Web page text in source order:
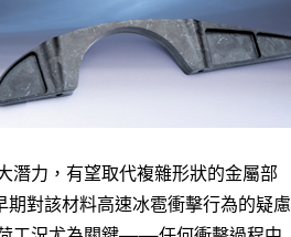
潛力，有望取代複雜形狀的金屬部
對該材料高速冰雹衝擊行為的疑慮